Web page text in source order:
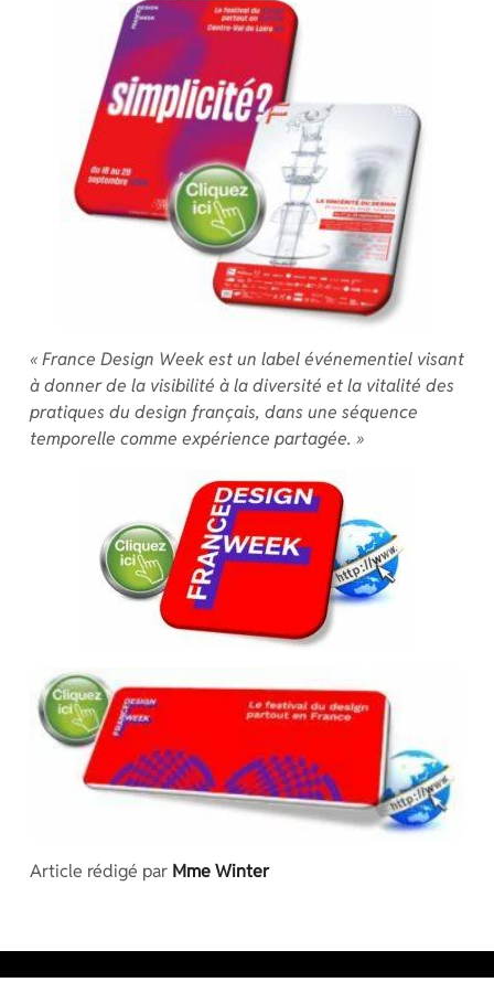
« France Design Week est un label événementiel visant
à donner de la visibilité à la diversité et la vitalité des
pratiques du design français, dans une séquence
temporelle comme expérience partagée. »
Article rédigé par Mme Winter